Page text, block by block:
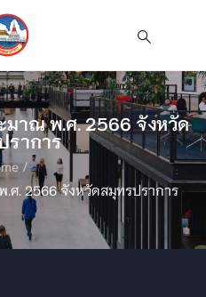
มาณ พ.ศ. 2566 จังหวัด
ราการ
/
ศ. 2566 จังหวัดสมุทรปราการ